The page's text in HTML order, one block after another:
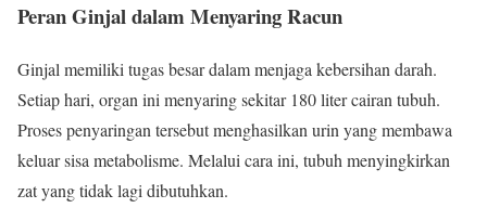
Peran Ginjal dalam Menyaring Racun
Ginjal memiliki tugas besar dalam menjaga kebersihan darah.
Setiap hari, organ ini menyaring sekitar 180 liter cairan tubuh.
Proses penyaringan tersebut menghasilkan urin yang membawa
keluar sisa metabolisme. Melalui cara ini, tubuh menyingkirkan
zat yang tidak lagi dibutuhkan.